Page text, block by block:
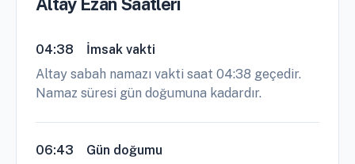
Altay Ezan Saatleri
04:38
İmsak vakti
Altay sabah namazı vakti saat 04:38 geçedir.
Namaz süresi gün doğumuna kadardır.
06:43
Gün doğumu